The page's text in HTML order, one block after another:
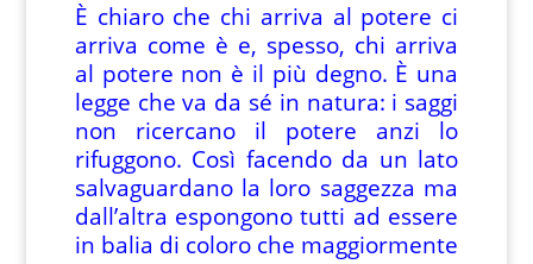
È chiaro che chi arriva al potere ci
arriva come è e, spesso, chi arriva
al potere non è il più degno. È una
legge che va da sé in natura: i saggi
non ricercano il potere anzi lo
rifuggono. Così facendo da un lato
salvaguardano la loro saggezza ma
dall’altra espongono tutti ad essere
in balia di coloro che maggiormente